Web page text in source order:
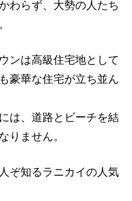
わらず、大勢の人たち
ンは高級住宅地として
豪華な住宅が立ち並ん
は、道路とビーチを結
りません。
ぞ知るラニカイの人気